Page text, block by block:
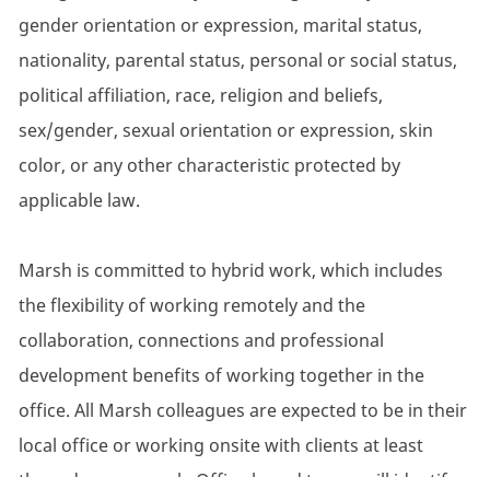
gender orientation or expression, marital status,
nationality, parental status, personal or social status,
political affiliation, race, religion and beliefs,
sex/gender, sexual orientation or expression, skin
color, or any other characteristic protected by
applicable law.
Marsh is committed to hybrid work, which includes
the flexibility of working remotely and the
collaboration, connections and professional
development benefits of working together in the
office. All Marsh colleagues are expected to be in their
local office or working onsite with clients at least